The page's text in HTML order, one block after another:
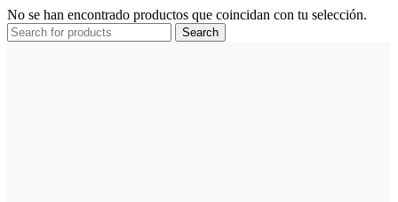
No se han encontrado productos que coincidan con tu selección.
Search